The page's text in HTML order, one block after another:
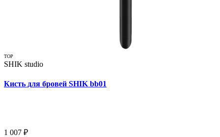
TOP
SHIK studio
Кисть для бровей SHIK bb01
1 007 ₽